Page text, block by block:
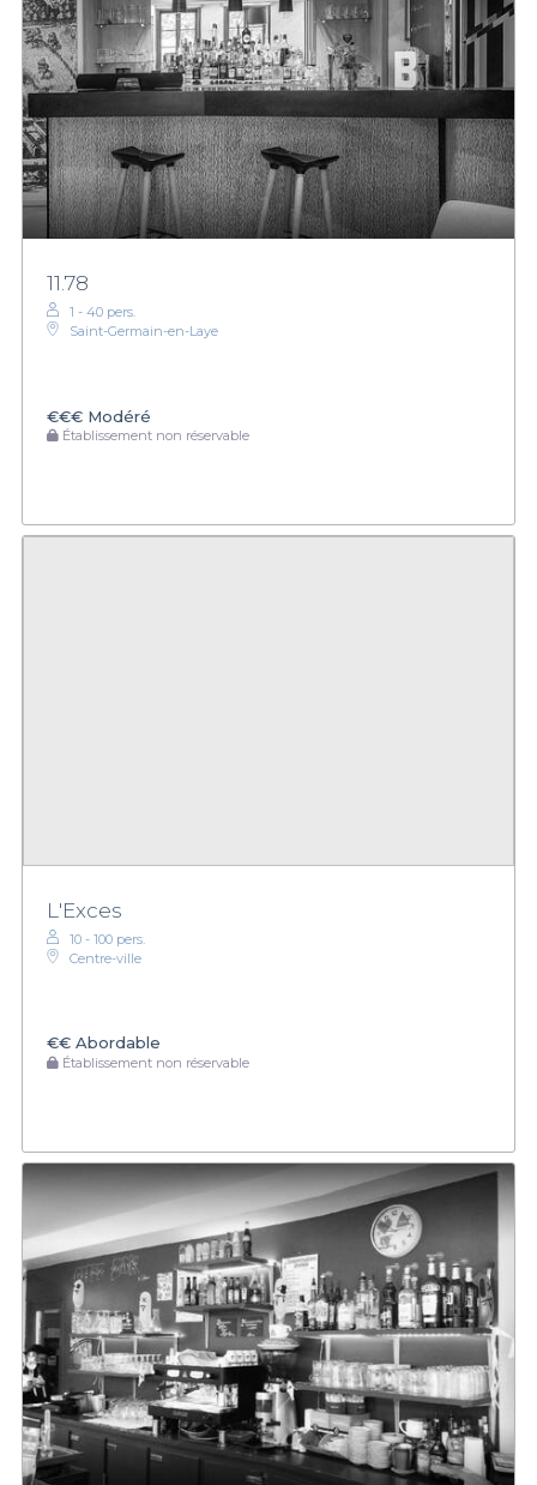
11.78
1 - 40 pers.
Saint-Germain-en-Laye
€€€ Modéré
Établissement non réservable
L'Exces
10 - 100 pers.
Centre-ville
€€ Abordable
Établissement non réservable